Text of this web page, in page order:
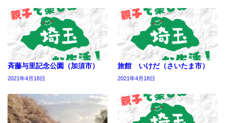
斉藤与里記念公園（加須市）
2021年4月18日
旅館 いけだ（さいたま市）
2021年4月18日